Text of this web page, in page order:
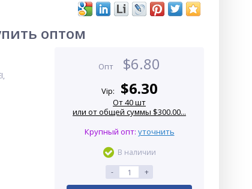
оптом
Опт $6.80
Vip: $6.30
От 40 шт
или от общей суммы $300.00...
Крупный опт: уточнить
В наличии
-
+